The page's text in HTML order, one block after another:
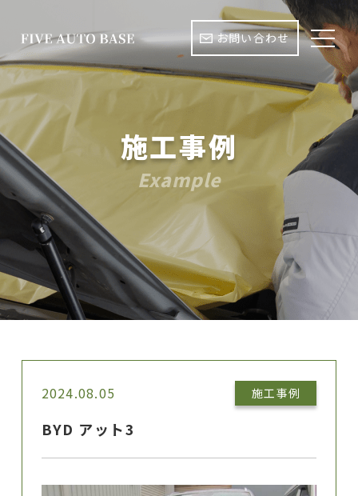
お問い合わせ
施工事例
Example
2024.08.05 施工事例
BYD アット3